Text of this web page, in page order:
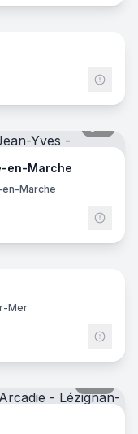
en-Marche
en-Marche
8
Mer